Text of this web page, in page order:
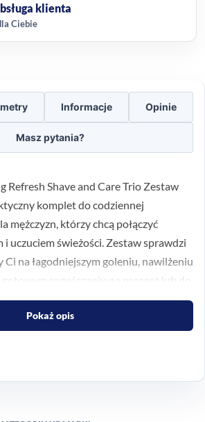
klienta
Ciebie
Informacje Opinie
Masz pytania?
Refresh Shave and Care Trio Zestaw
komplet do codziennej
mężczyzn, którzy chcą połączyć
uczuciem świeżości. Zestaw sprawdzi
Ci na łagodniejszym goleniu, nawilżeniu
gotowym rozwiązaniu na prezent lub do
zestaw i jak działa
Pokaż opis